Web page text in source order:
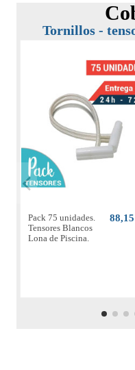
Tornillos -
Pack 75 unidades.
Tensores Blancos
Lona de Piscina.